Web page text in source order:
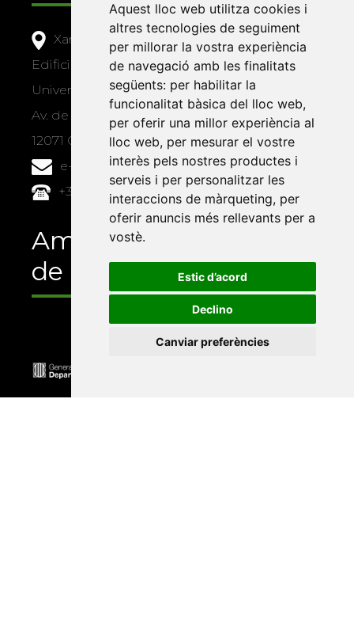
Aquest lloc web utilitza cookies i
altres tecnologies de seguiment
per millorar la vostra experiència
de navegació amb les finalitats
següents: per habilitar la
funcionalitat bàsica del lloc web,
per oferir una millor experiència al
lloc web, per mesurar el vostre
interès pels nostres productes i
serveis i per personalitzar les
interaccions de màrqueting, per
oferir anuncis més rellevants per a
vostè.
Estic d’acord
Declino
Canviar preferències
Xarxa Vives d'Universitats
Edifici Àgora
Universitat Jaume I, local 10
Av. de Vicent Sos Baynat, s/n
12071 Castelló de la Plana
e-buc@vives.org
+34 964 72 89 93
Amb el suport
de